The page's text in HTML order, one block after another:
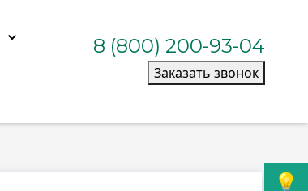
8 (800) 200-93-04
Заказать звонок